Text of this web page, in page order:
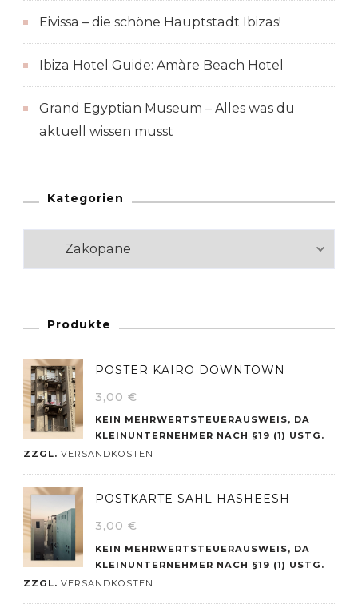
Eivissa – die schöne Hauptstadt Ibizas!
Ibiza Hotel Guide: Amàre Beach Hotel
Grand Egyptian Museum – Alles was du
aktuell wissen musst
Kategorien
Kategorien
Produkte
POSTER KAIRO DOWNTOWN
3,00 €
KEIN MEHRWERTSTEUERAUSWEIS, DA
KLEINUNTERNEHMER NACH §19 (1) USTG.
ZZGL. VERSANDKOSTEN
POSTKARTE SAHL HASHEESH
3,00 €
KEIN MEHRWERTSTEUERAUSWEIS, DA
KLEINUNTERNEHMER NACH §19 (1) USTG.
ZZGL. VERSANDKOSTEN